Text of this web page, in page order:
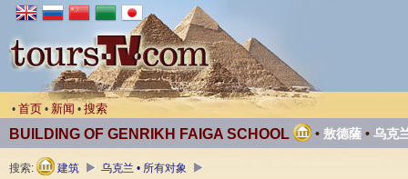
• 首页 • 新闻 • 搜索
BUILDING OF GENRIKH FAIGA SCHOOL • 敖德薩 • 乌克
搜索: 建筑 乌克兰 • 所有对象